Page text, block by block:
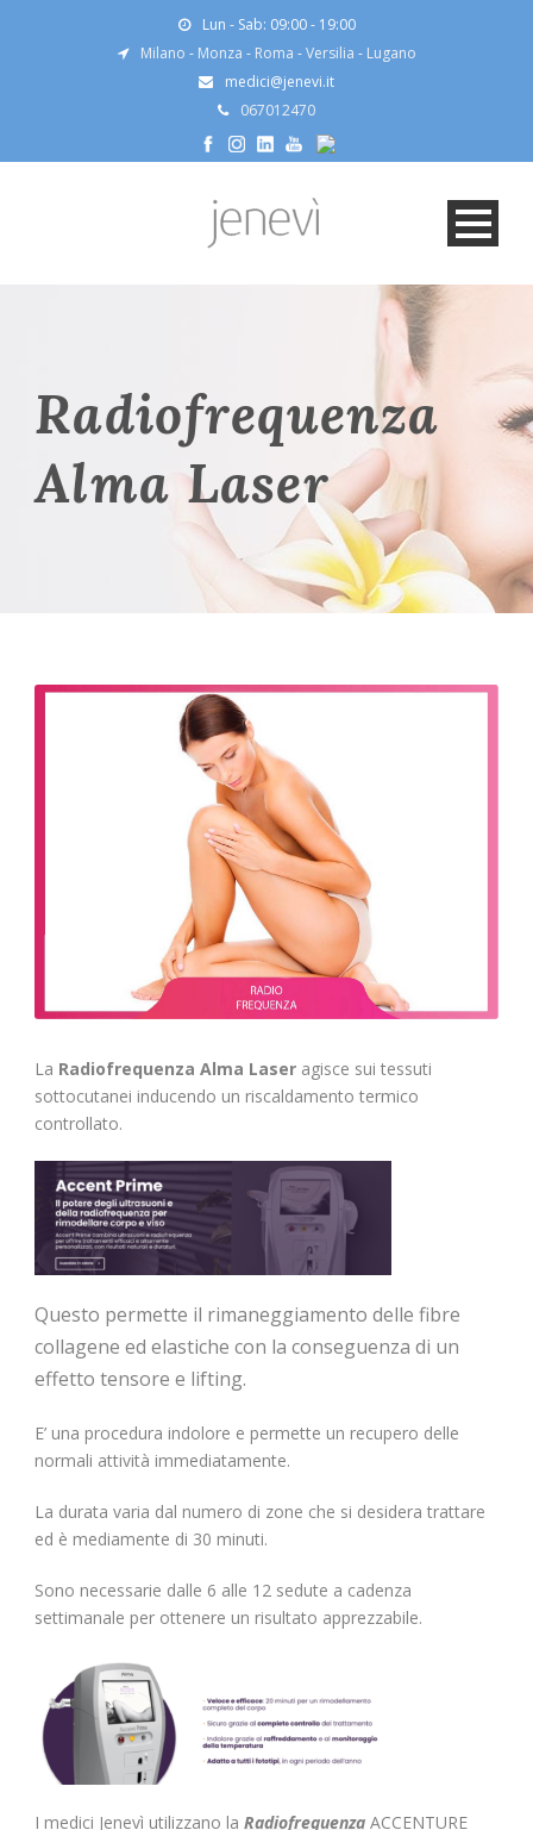
Lun - Sab: 09:00 - 19:00
Milano - Monza - Roma -Versilia - Lugano
medici@jenevi.it
067012470
Radiofrequenza
Alma Laser
La Radiofrequenza Alma Laser agisce sui tessuti
sottocutanei inducendo un riscaldamento termico
controllato.
Questo permette il rimaneggiamento delle fibre
collagene ed elastiche con la conseguenza di un
effetto tensore e lifting.
E’ una procedura indolore e permette un recupero delle
normali attività immediatamente.
La durata varia dal numero di zone che si desidera trattare
ed è mediamente di 30 minuti.
Sono necessarie dalle 6 alle 12 sedute a cadenza
settimanale per ottenere un risultato apprezzabile.
I medici Jenevì utilizzano la Radiofrequenza ACCENTURE